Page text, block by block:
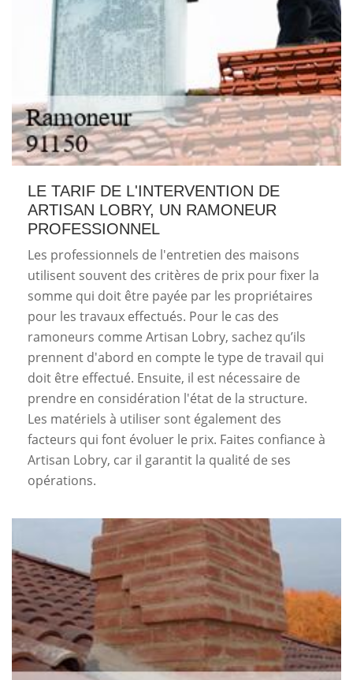
LE TARIF DE L'INTERVENTION DE
ARTISAN LOBRY, UN RAMONEUR
PROFESSIONNEL
Les professionnels de l'entretien des maisons
utilisent souvent des critères de prix pour fixer la
somme qui doit être payée par les propriétaires
pour les travaux effectués. Pour le cas des
ramoneurs comme Artisan Lobry, sachez qu’ils
prennent d'abord en compte le type de travail qui
doit être effectué. Ensuite, il est nécessaire de
prendre en considération l'état de la structure.
Les matériels à utiliser sont également des
facteurs qui font évoluer le prix. Faites confiance à
Artisan Lobry, car il garantit la qualité de ses
opérations.